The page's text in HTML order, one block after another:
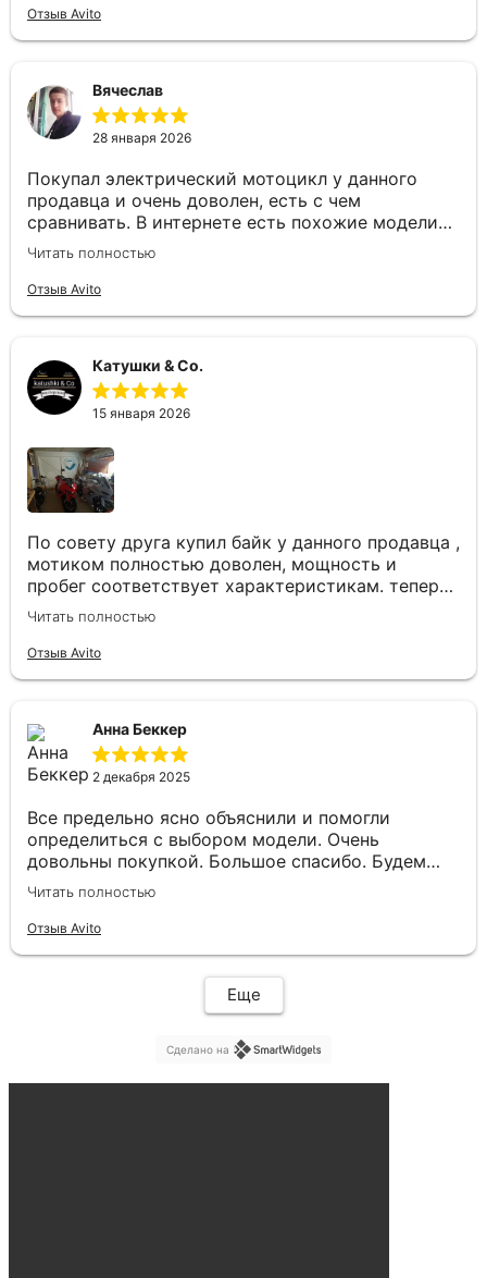
Отзыв Avito
Вячеслав
28 января 2026
Покупал электрический мотоцикл у данного
продавца и очень доволен, есть с чем
сравнивать. В интернете есть похожие модели
из Китая но данный продавец подошёл
ответственно и доработал некоторые нюансы по
электрике и аккумулятору. Всем рекомендую, не
Читать полностью
Отзыв Avito
Катушки & Co.
15 января 2026
По совету друга купил байк у данного продавца ,
мотиком полностью доволен, мощность и
пробег соответствует характеристикам. теперь
будем гонять вместе, невероятные ощущения
когда быстро набирает скорость но при этом
тихо. Магазин всем советую, лучший в городе.
Читать полностью
Отзыв Avito
Анна Беккер
2 декабря 2025
Все предельно ясно объяснили и помогли
определиться с выбором модели. Очень
довольны покупкой. Большое спасибо. Будем
советовать только вас.
Читать полностью
Отзыв Avito
Еще
Сделано на